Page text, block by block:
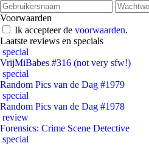
Voorwaarden
Ik accepteer de voorwaarden.
Laatste reviews en specials
special
VrijMiBabes #316 (not very sfw!)
special
Random Pics van de Dag #1979
special
Random Pics van de Dag #1978
review
Forensics: Crime Scene Detective
special